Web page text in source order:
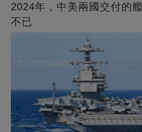
2024年，中美兩國交付的
不已